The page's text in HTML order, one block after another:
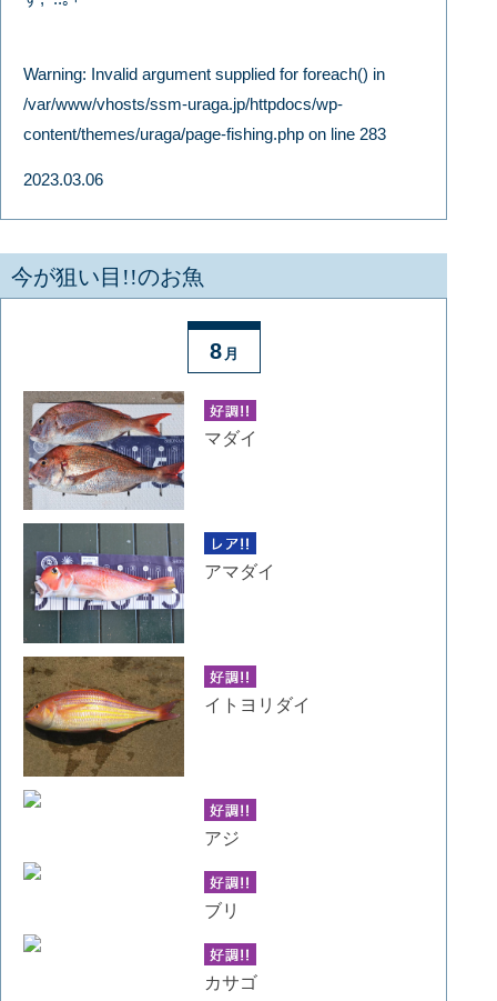
Warning: Invalid argument supplied for foreach() in
/var/www/vhosts/ssm-uraga.jp/httpdocs/wp-
content/themes/uraga/page-fishing.php on line 283
2023.03.06
今が狙い目!!のお魚
8 月
マダイ
アマダイ
イトヨリダイ
アジ
ブリ
カサゴ